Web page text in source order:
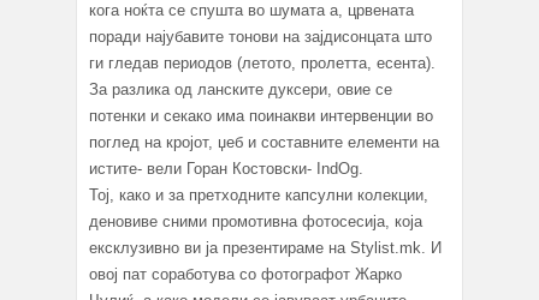
кога ноќта се спушта во шумата а, црвената
поради најубавите тонови на зајдисонцата што
ги гледав периодов (летото, пролетта, есента).
За разлика од ланските дуксери, овие се
потенки и секако има поинакви интервенции во
поглед на кројот, џеб и составните елементи на
истите- вели Горан Костовски- IndOg.
Тој, како и за претходните капсулни колекции,
деновиве сними промотивна фотосесија, која
ексклузивно ви ја презентираме на Stylist.mk. И
овој пат соработува со фотографот Жарко